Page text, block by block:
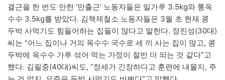
결근을 한 번도 안한 ‘만출근’ 노동자들은 밀가루 3.5kg와 통옥
수수 3.5kg를 받았다. 김책제철소 노동자들은 3월 초 현재 콩
두박 사먹기도 힘들어하는 집들이 많다고 말한다. 정진성(30대)
씨는 “어느 집이나 거의 옥수수 국수로 세 끼 사는 집이 많고, 콩
두박에 옥수수 가루 섞어 먹는 가정이 절반 더 되는 것 같다”고
했다. 김필중(40대)씨도, “정세가 긴장하다고 훈련에 내몰지, 주